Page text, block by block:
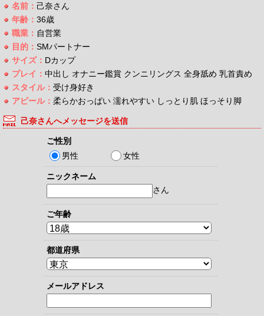
名前： 己奈さん
年齢： 36歳
職業： 自営業
目的： SMパートナー
サイズ： Dカップ
プレイ： 中出し オナニー鑑賞 クンニリングス 全身舐め 乳首責め
スタイル： 受け身好き
アピール： 柔らかおっぱい 濡れやすい しっとり肌 ほっそり脚
己奈さんへメッセージを送信